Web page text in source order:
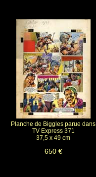
Planche de Biggles parue dans
TV Express 371
37,5 x 49 cm
650 €